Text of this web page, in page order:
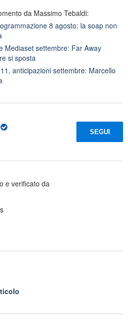
da Massimo Tebaldi:
8 agosto: la soap non
Mediaset settembre: Far Away
si sposta
anticipazioni settembre: Marcello
SEGUI
e verificato da